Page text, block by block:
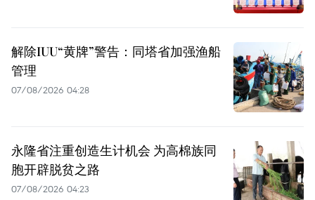
解除IUU“黄牌”警告：同塔省加强渔船
管理
07/08/2026 04:28
永隆省注重创造生计机会 为高棉族同
胞开辟脱贫之路
07/08/2026 04:23